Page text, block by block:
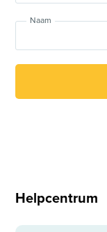
Naam
Helpcentrum